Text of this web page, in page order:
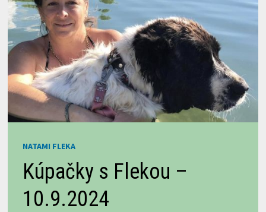
NATAMI FLEKA
Kúpačky s Flekou –
10.9.2024